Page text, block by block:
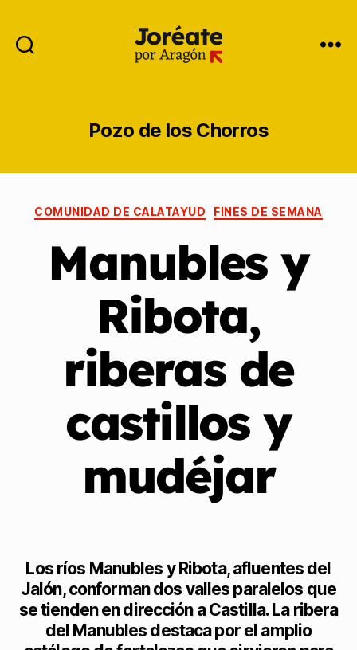
Pozo de los Chorros
COMUNIDAD DE CALATAYUD FINES DE SEMANA
Manubles y
Ribota,
riberas de
castillos y
mudéjar
Los ríos Manubles y Ribota, afluentes del
Jalón, conforman dos valles paralelos que
se tienden en dirección a Castilla. La ribera
del Manubles destaca por el amplio